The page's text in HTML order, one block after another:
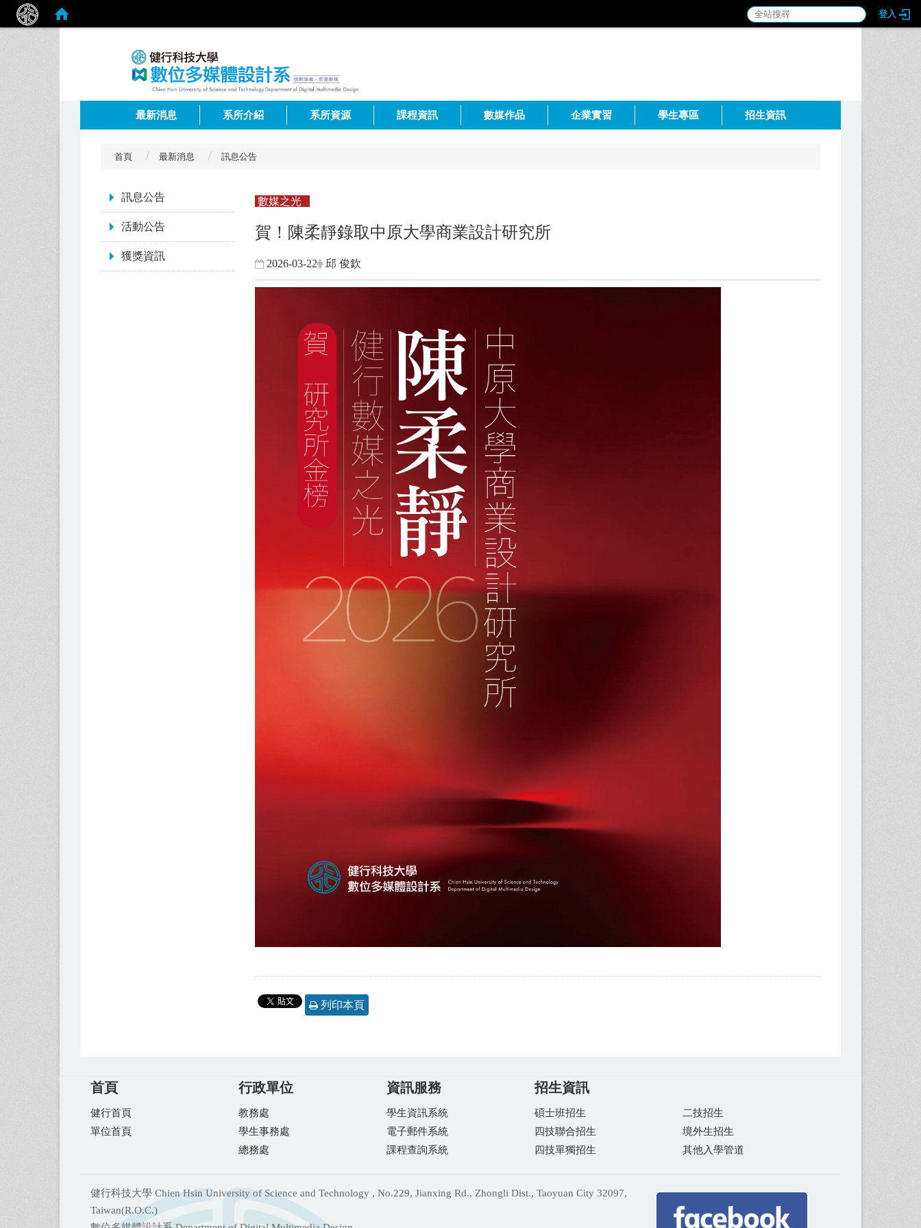
登入
最新消息 系所介紹 系所資源 課程資訊 數媒作品 企業實習 學生專區 招生資訊
首頁 最新消息 訊息公告
訊息公告
活動公告
獲獎資訊
數媒之光
賀！陳柔靜錄取中原大學商業設計研究所
2026-03-22 邱 俊欽
列印本頁
首頁
健行首頁
單位首頁
行政單位
教務處
學生事務處
總務處
資訊服務
學生資訊系統
電子郵件系統
課程查詢系統
招生資訊
碩士班招生
四技聯合招生
四技單獨招生
二技招生
境外生招生
其他入學管道
健行科技大學 Chien Hsin University of Science and Technology , No.229, Jianxing Rd., Zhongli Dist., Taoyuan City 32097,
Taiwan(R.O.C.)